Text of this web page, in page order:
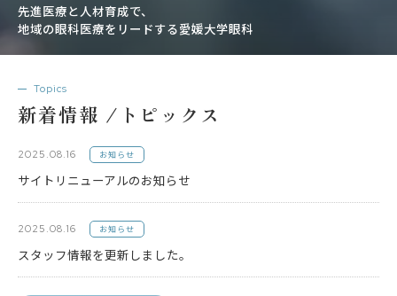
先進医療と人材育成で、
地域の眼科医療をリードする愛媛大学眼科
Topics
新着情報 /トピックス
2025.08.16 お知らせ
サイトリニューアルのお知らせ
2025.08.16 お知らせ
スタッフ情報を更新しました。